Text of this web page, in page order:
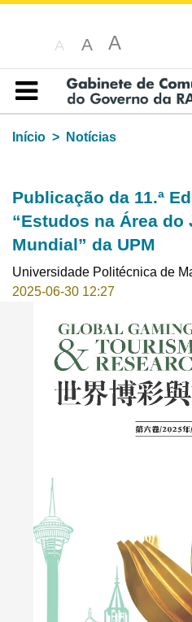
A A A
Índice
Início
Notícias
Publicação da 11.ª
“Estudos na Área do
Mundial” da UPM
Universidade Politécnica de
2025-06-30 12:27